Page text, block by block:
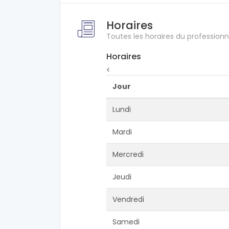
Horaires
Toutes les horaires du
Horaires
<
Jour
Lundi
Mardi
Mercredi
Jeudi
Vendredi
Samedi